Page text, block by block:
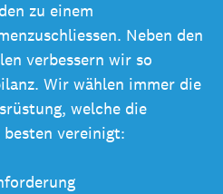
zu einem
Neben den
verbessern wir so
Wir wählen immer die
welche die
vereinigt: